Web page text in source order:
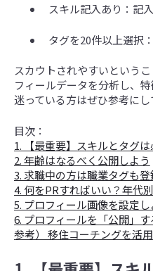
スキル記入あり：記
タグを20件以上選択
スカウトされやすいという
フィールデータを分析し、
迷っている方はぜひ参考にし
目次：
1. 【最重要】スキルとタグ
2. 年齢はなるべく公開しよう
3. 求職中の方は職業タグも登
4. 何をPRすればいい？年代
5. プロフィール画像を設定し
6. プロフィールを「公開」
参考） 移住コーチングを活